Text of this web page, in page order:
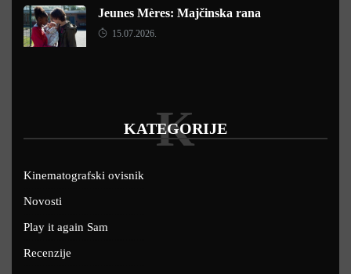
Jeunes Mères: Majčinska rana
15.07.2026.
KATEGORIJE
K
Kinematografski ovisnik
Novosti
Play it again Sam
Recenzije